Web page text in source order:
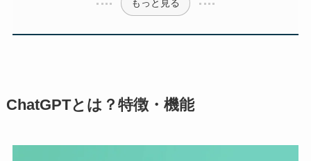
もっと見る
ChatGPTとは？特徴・機能